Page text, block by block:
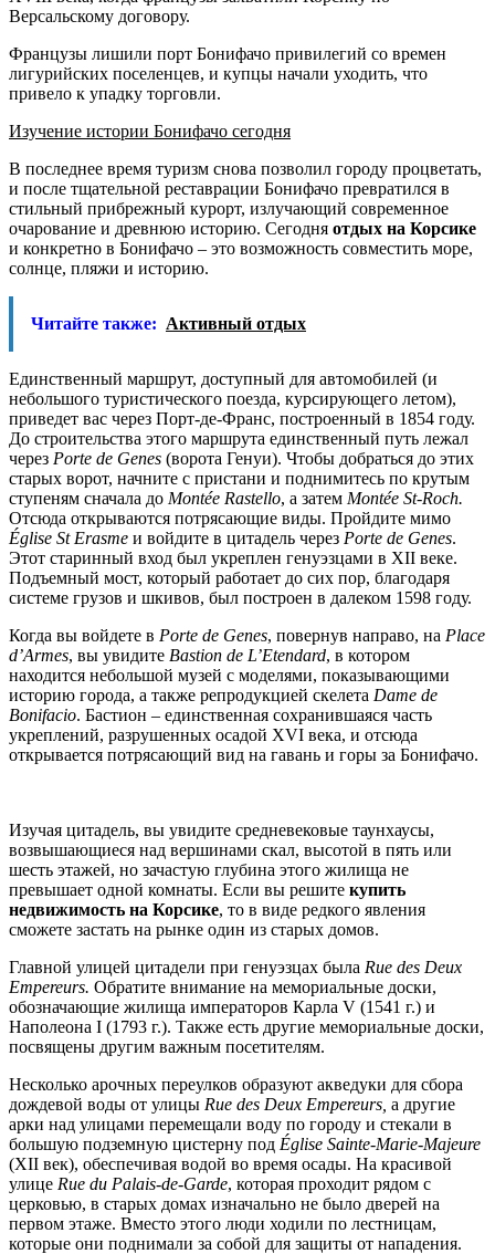
Версальскому договору.
Французы лишили порт Бонифачо привилегий со времен
лигурийских поселенцев, и купцы начали уходить, что
привело к упадку торговли.
Изучение истории Бонифачо сегодня
В последнее время туризм снова позволил городу процветать,
и после тщательной реставрации Бонифачо превратился в
стильный прибрежный курорт, излучающий современное
очарование и древнюю историю. Сегодня отдых на Корсике
и конкретно в Бонифачо – это возможность совместить море,
солнце, пляжи и историю.
Читайте также: Активный отдых
Единственный маршрут, доступный для автомобилей (и
небольшого туристического поезда, курсирующего летом),
приведет вас через Порт-де-Франс, построенный в 1854 году.
До строительства этого маршрута единственный путь лежал
через Porte de Genes (ворота Генуи). Чтобы добраться до этих
старых ворот, начните с пристани и поднимитесь по крутым
ступеням сначала до Montée Rastello, а затем Montée St-Roch.
Отсюда открываются потрясающие виды. Пройдите мимо
Église St Erasme и войдите в цитадель через Porte de Genes.
Этот старинный вход был укреплен генуэзцами в XII веке.
Подъемный мост, который работает до сих пор, благодаря
системе грузов и шкивов, был построен в далеком 1598 году.
Когда вы войдете в Porte de Genes, повернув направо, на Place
d’Armes, вы увидите Bastion de L’Etendard, в котором
находится небольшой музей с моделями, показывающими
историю города, а также репродукцией скелета Dame de
Bonifacio. Бастион – единственная сохранившаяся часть
укреплений, разрушенных осадой XVI века, и отсюда
открывается потрясающий вид на гавань и горы за Бонифачо.
Изучая цитадель, вы увидите средневековые таунхаусы,
возвышающиеся над вершинами скал, высотой в пять или
шесть этажей, но зачастую глубина этого жилища не
превышает одной комнаты. Если вы решите купить
недвижимость на Корсике, то в виде редкого явления
сможете застать на рынке один из старых домов.
Главной улицей цитадели при генуэзцах была Rue des Deux
Empereurs. Обратите внимание на мемориальные доски,
обозначающие жилища императоров Карла V (1541 г.) и
Наполеона I (1793 г.). Также есть другие мемориальные доски,
посвящены другим важным посетителям.
Несколько арочных переулков образуют акведуки для сбора
дождевой воды от улицы Rue des Deux Empereurs, а другие
арки над улицами перемещали воду по городу и стекали в
большую подземную цистерну под Église Sainte-Marie-Majeure
(XII век), обеспечивая водой во время осады. На красивой
улице Rue du Palais-de-Garde, которая проходит рядом с
церковью, в старых домах изначально не было дверей на
первом этаже. Вместо этого люди ходили по лестницам,
которые они поднимали за собой для защиты от нападения.